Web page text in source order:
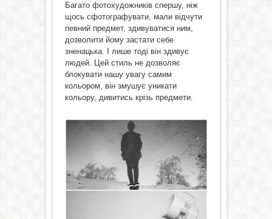
Багато фотохудожників спершу, ніж
щось сфотографувати, мали відчути
певний предмет, здивуватися ним,
дозволити йому застати себе
зненацька. І лише тоді він здивує
людей. Цей стиль не дозволяє
блокувати нашу увагу самим
кольором, він змушує уникати
кольору, дивитись крізь предмети.